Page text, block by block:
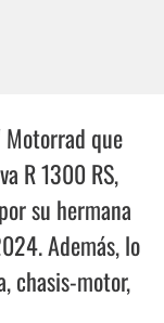
Motorrad que
R 1300 RS,
su hermana
Además, lo
chasis-motor,